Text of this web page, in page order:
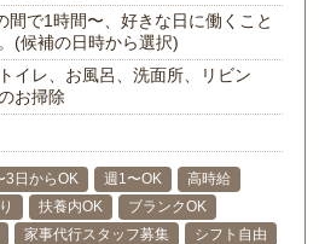
間で1時間〜、好きな日に働くこと
(候補の日時から選択)
イレ、お風呂、洗面所、リビン
お掃除
3日からOK 週1〜OK
高時給
扶養内OK
ブランクOK
家事代行スタッフ募集
シフト自由